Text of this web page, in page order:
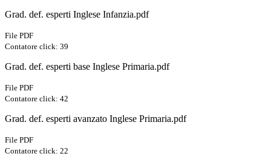
Grad. def. esperti Inglese Infanzia.pdf
File PDF
Contatore click: 39
Grad. def. esperti base Inglese Primaria.pdf
File PDF
Contatore click: 42
Grad. def. esperti avanzato Inglese Primaria.pdf
File PDF
Contatore click: 22